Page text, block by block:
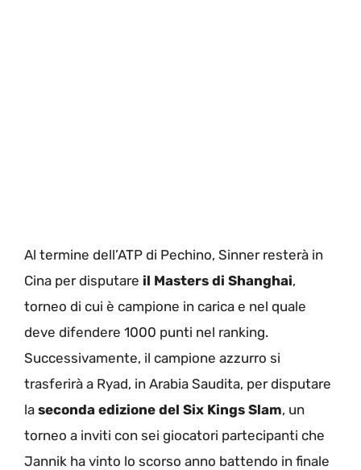
Al termine dell’ATP di Pechino, Sinner resterà in
Cina per disputare il Masters di Shanghai,
torneo di cui è campione in carica e nel quale
deve difendere 1000 punti nel ranking.
Successivamente, il campione azzurro si
trasferirà a Ryad, in Arabia Saudita, per disputare
la seconda edizione del Six Kings Slam, un
torneo a inviti con sei giocatori partecipanti che
Jannik ha vinto lo scorso anno battendo in finale